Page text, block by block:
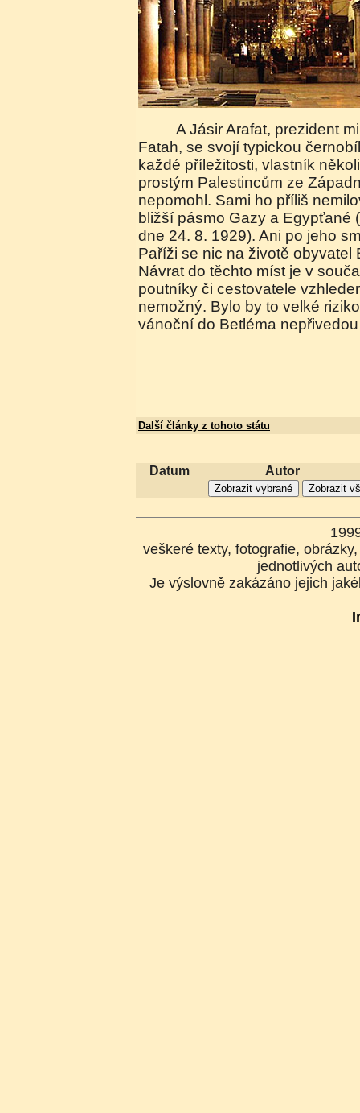
A Jásir Arafat, prezident milionář, zakladatel hnutí
Fatah, se svojí typickou
každé příležitosti, vlastník
prostým Palestincům ze
nepomohl. Sami ho příliš
bližší pásmo Gazy a Egypťané
dne 24. 8. 1929). Ani po jeho
Paříži se nic na životě obyvatel
Návrat do těchto míst je v
poutníky či cestovatele
nemožný. Bylo by to velké
vánoční do Betléma
Další články z tohoto státu
Datum Autor
veškeré texty, fotografie,
jednotlivých
Je výslovně zakázáno jejich